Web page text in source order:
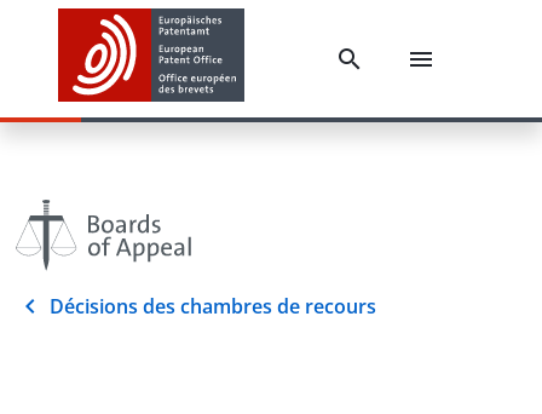
Décisions des chambres de recours